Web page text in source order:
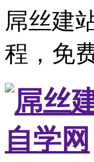
屌丝建
程，免